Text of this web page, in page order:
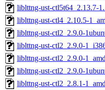
liblttng-ust-ctl5t64_2.13.7-
liblttng-ust-ctl4_2.10.5-
liblttng-ust-ctl2_2.9.0-
liblttng-ust-ctl2_2.9.0-
liblttng-ust-ctl2_2.9.0-
liblttng-ust-ctl2_2.9.0-
liblttng-ust-ctl2_2.8.1-